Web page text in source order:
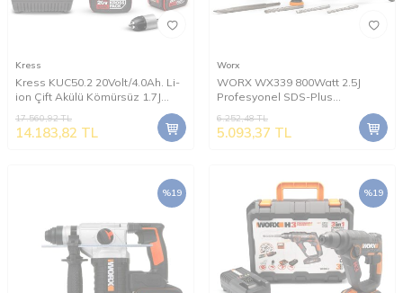
Kress
Kress KUC50.2 20Volt/4.0Ah. Li-
ion Çift Akülü Kömürsüz 1.7J
Profesyonel SDS-Plus Pnömatik
Matkap + 10mm Mandren
17.560,92TL
14.183,82 TL
Worx
WORX WX339 800Watt 2.5J
Profesyonel SDS-Plus
6.252,48TL
5.093,37 TL
%19 %19